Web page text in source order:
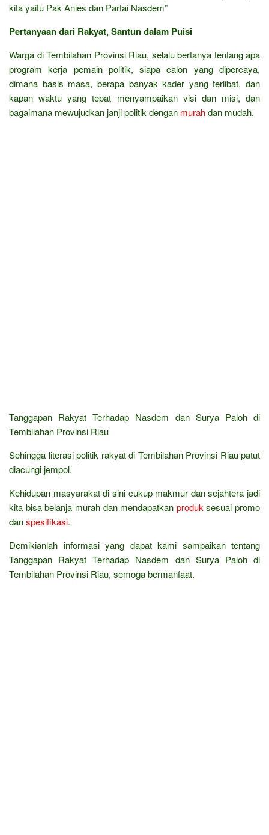
kita yaitu Pak Anies dan Partai Nasdem”
Pertanyaan dari Rakyat, Santun dalam Puisi
Warga di Tembilahan Provinsi Riau, selalu bertanya tentang apa
program kerja pemain politik, siapa calon yang dipercaya,
dimana basis masa, berapa banyak kader yang terlibat, dan
kapan waktu yang tepat menyampaikan visi dan misi, dan
bagaimana mewujudkan janji politik dengan murahdan mudah.
Tanggapan Rakyat Terhadap Nasdem dan Surya Paloh di
Tembilahan Provinsi Riau
Sehingga literasi politik rakyat di Tembilahan Provinsi Riau patut
diacungi jempol.
Kehidupan masyarakat di sini cukup makmur dan sejahtera jadi
kita bisa belanja murah dan mendapatkan produk sesuai promo
danspesifikasi.
Demikianlah informasi yang dapat kami sampaikan tentang
Tanggapan Rakyat Terhadap Nasdem dan Surya Paloh di
Tembilahan Provinsi Riau, semoga bermanfaat.